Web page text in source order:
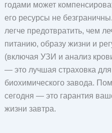
годами может
его ресурсы не
легче предотвратить, чем
питанию, образу жизни и
(включая УЗИ и анализ
— это лучшая страховка
биохимического завода.
сегодня — это гарантия
жизни завтра.